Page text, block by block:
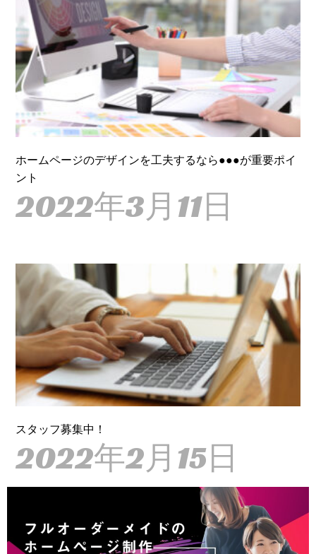
ホームページのデザインを工夫するなら●●●が重要ポイ
ント
2022年3月11日
スタッフ募集中！
2022年2月15日